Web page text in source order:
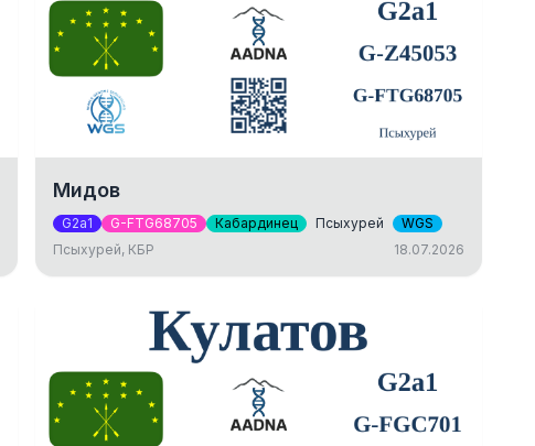
Мидов
G2a1 G-FTG68705 Кабардинец Псыхурей
WGS
Псыхурей, КБР
18.07.2026